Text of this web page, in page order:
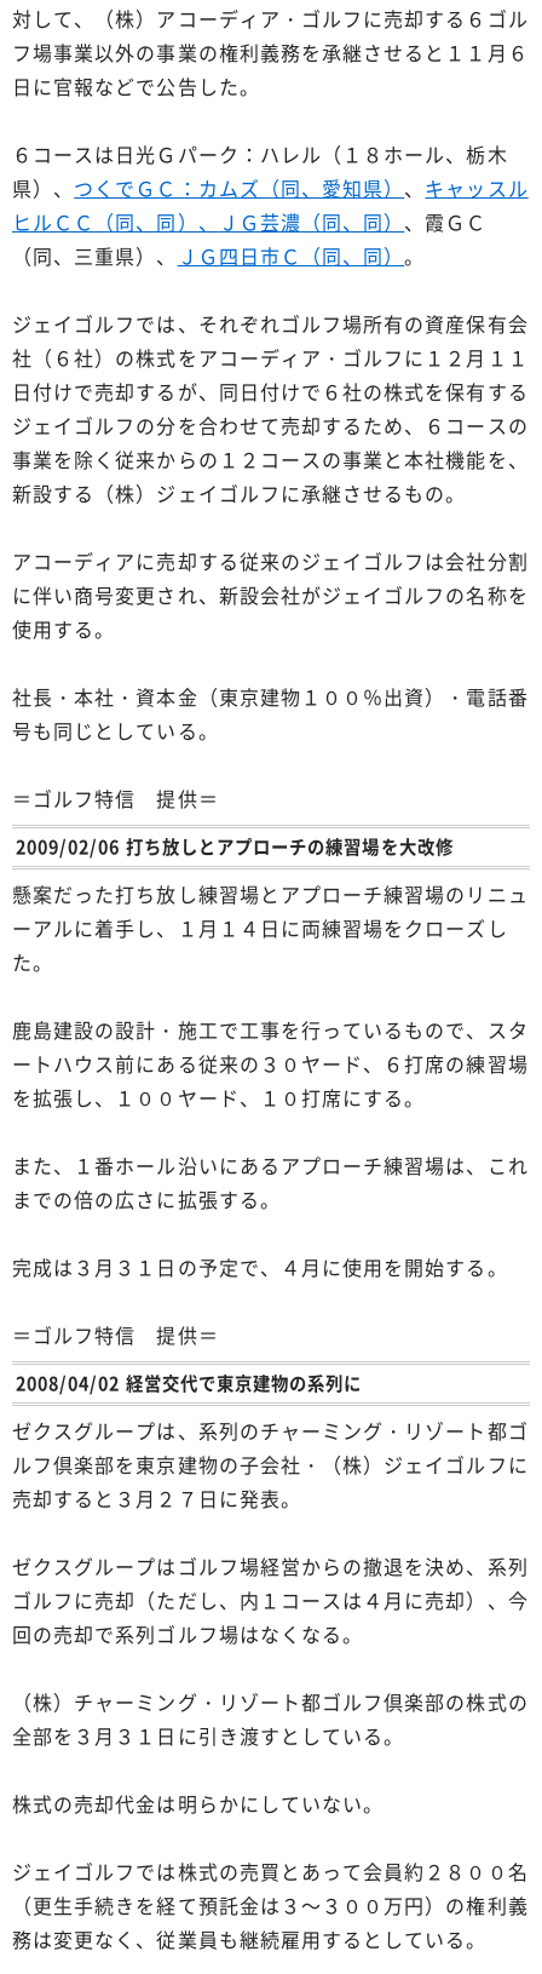
対して、（株）アコーディア・ゴルフに売却する６ゴル
フ場事業以外の事業の権利義務を承継させると１１月６
日に官報などで公告した。
６コースは日光Ｇパーク：ハレル（１８ホール、栃木
県）、 つくでＧＣ：カムズ（同、愛知県） 、 キャッスル
ヒルＣＣ（同、同）、
ＪＧ芸濃（同、同） 、霞ＧＣ
（同、三重県）、
ＪＧ四日市Ｃ（同、同）。
ジェイゴルフでは、それぞれゴルフ場所有の資産保有会
社（６社）の株式をアコーディア・ゴルフに１２月１１
日付けで売却するが、同日付けで６社の株式を保有する
ジェイゴルフの分を合わせて売却するため、６コースの
事業を除く従来からの１２コースの事業と本社機能を、
新設する（株）ジェイゴルフに承継させるもの。
アコーディアに売却する従来のジェイゴルフは会社分割
に伴い商号変更され、新設会社がジェイゴルフの名称を
使用する。
社長・本社・資本金（東京建物１００％出資）・電話番
号も同じとしている。
＝ゴルフ特信 提供＝
2009/02/06 打ち放しとアプローチの練習場を大改修
懸案だった打ち放し練習場とアプローチ練習場のリニュ
ーアルに着手し、１月１４日に両練習場をクローズし
た。
鹿島建設の設計・施工で工事を行っているもので、スタ
ートハウス前にある従来の３０ヤード、６打席の練習場
を拡張し、１００ヤード、１０打席にする。
また、１番ホール沿いにあるアプローチ練習場は、これ
までの倍の広さに拡張する。
完成は３月３１日の予定で、４月に使用を開始する。
＝ゴルフ特信 提供＝
2008/04/02 経営交代で東京建物の系列に
ゼクスグループは、系列のチャーミング・リゾート都ゴ
ルフ倶楽部を東京建物の子会社・（株）ジェイゴルフに
売却すると３月２７日に発表。
ゼクスグループはゴルフ場経営からの撤退を決め、系列
ゴルフに売却（ただし、内１コースは４月に売却）、今
回の売却で系列ゴルフ場はなくなる。
（株）チャーミング・リゾート都ゴルフ倶楽部の株式の
全部を３月３１日に引き渡すとしている。
株式の売却代金は明らかにしていない。
ジェイゴルフでは株式の売買とあって会員約２８００名
（更生手続きを経て預託金は３～３００万円）の権利義
務は変更なく、従業員も継続雇用するとしている。